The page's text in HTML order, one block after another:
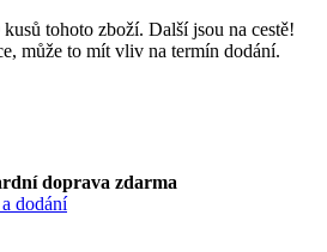
tohoto zboží. Další jsou na cestě!
může to mít vliv na termín dodání.
doprava zdarma
dodání